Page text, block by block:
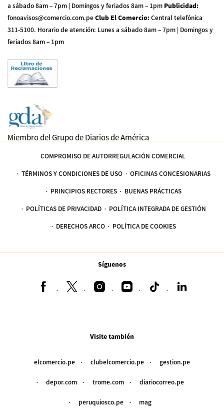
a sábado 8am – 7pm | Domingos y feriados 8am – 1pm Publicidad:
fonoavisos@comercio.com.peClub El Comercio:Central telefónica
311-5100. Horario de atención: Lunes a sábado 8am – 7pm | Domingos y
feriados 8am – 1pm
Miembro del Grupo de Diarios de América
COMPROMISO DE AUTORREGULACIÓN COMERCIAL
TÉRMINOS Y CONDICIONES DE USO OFICINAS CONCESIONARIAS
PRINCIPIOS RECTORES BUENAS PRÁCTICAS
POLÍTICAS DE PRIVACIDAD POLÍTICA INTEGRADA DE GESTIÓN
DERECHOS ARCO POLÍTICA DE COOKIES
Síguenos
Visite también
elcomercio.pe clubelcomercio.pe gestion.pe
depor.com trome.com diariocorreo.pe
peruquiosco.pe mag